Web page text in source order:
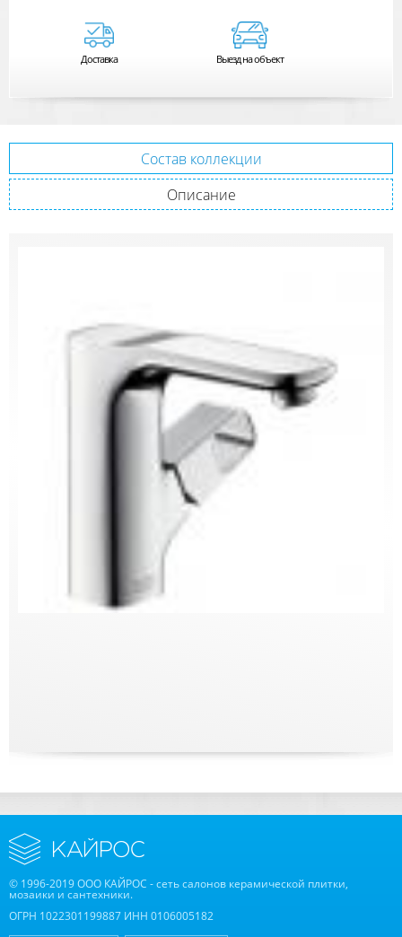
Доставка Выезд на объект
Состав коллекции
Описание
© 1996-2019 ООО КАЙРОС - сеть салонов керамической плитки,
мозаики и сантехники.
ОГРН 1022301199887 ИНН 0106005182